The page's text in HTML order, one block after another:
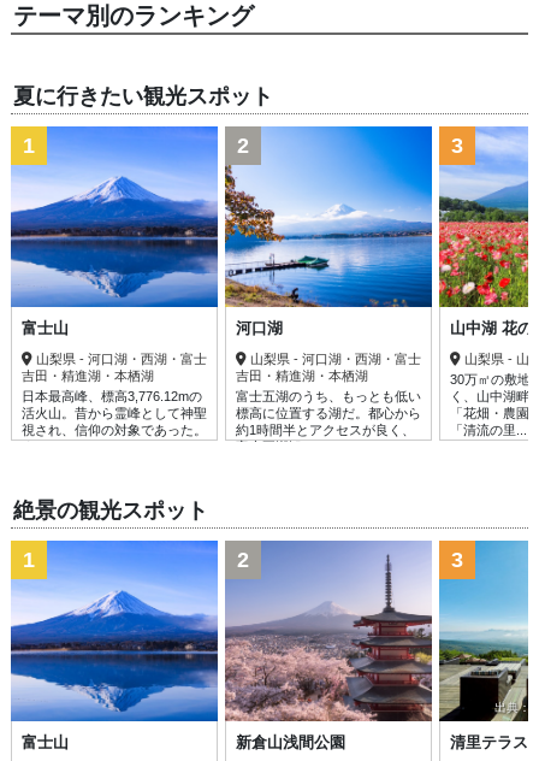
テーマ別のランキング
夏に行きたい観光スポット
1
富士山
山梨県 - 河口湖・西湖・富士
吉田・精進湖・本栖湖
日本最高峰、標高3,776.12mの
活火山。昔から霊峰として神聖
視され、信仰の対象であった。
2
河口湖
山梨県 - 河口湖・西湖・富士
吉田・精進湖・本栖湖
富士五湖のうち、もっとも低い
標高に位置する湖だ。都心から
約1時間半とアクセスが良く、
富士五湖観......
3
山中湖 花の
山梨県 - 山
30万㎡の敷地
く、山中湖畔
「花畑・農園
「清流の里......
絶景の観光スポット
1
富士山
2
新倉山浅間公園
出典：
3
清里テラス